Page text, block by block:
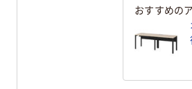
おすすめの